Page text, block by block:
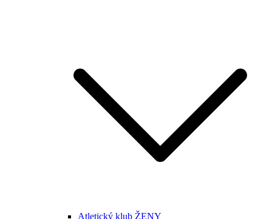
Atletický klub ŽENY